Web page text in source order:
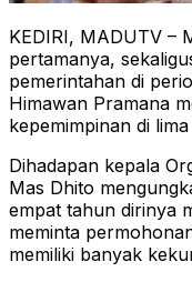
KEDIRI, MADUTV –
pertamanya,
pemerintahan di
Himawan Pramana
kepemimpinan di
Dihadapan kepala
Mas Dhito
empat tahun dirinya
meminta
memiliki banyak